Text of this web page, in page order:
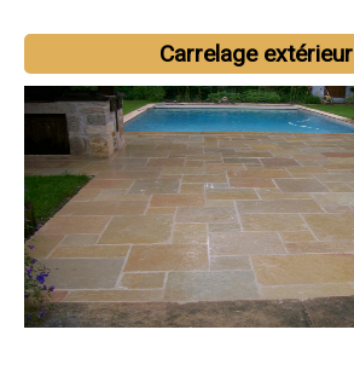
Carrelage extérieur